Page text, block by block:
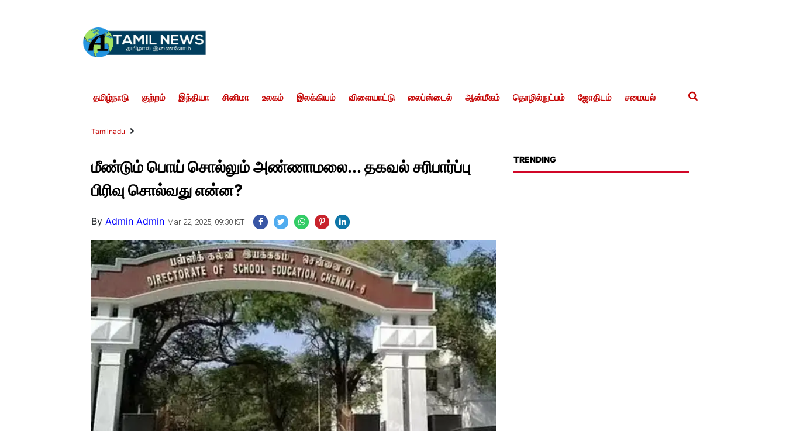
தமிழ்நாடு குற்றம் இந்தியா சினிமா உலகம் இலக்கியம் விளையாட்டு லைப்ஸ்டைல் ஆன்மீகம் தொழில்நுட்பம் ஜோதிடம் சமையல்
Tamilnadu
மீண்டும் பொய் சொல்லும் அண்ணாமலை... தகவல் சரிபார்ப்பு
பிரிவு சொல்வது என்ன?
ByAdmin Admin Mar 22, 2025, 09:30 IST
TRENDING